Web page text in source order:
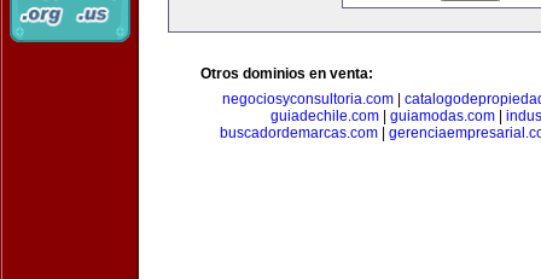
Otros dominios en venta:
negociosyconsultoria.com|
guiadechile.com
guiamodas.com
buscadordemarcas.com|